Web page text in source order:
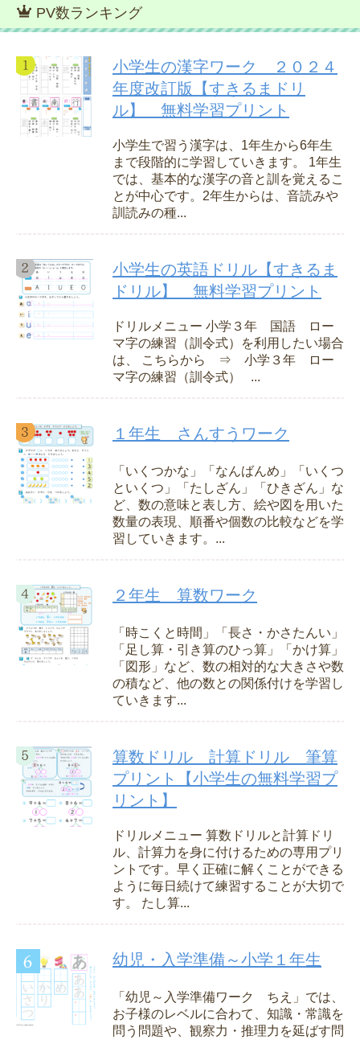
PV数ランキング
小学生の漢字ワーク ２０２４
年度改訂版【すきるまドリ
ル】 無料学習プリント
小学生で習う漢字は、1年生から6年生
まで段階的に学習していきます。 1年生
では、基本的な漢字の音と訓を覚えるこ
とが中心です。2年生からは、音読みや
訓読みの種...
小学生の英語ドリル【すきるま
ドリル】 無料学習プリント
ドリルメニュー 小学３年 国語 ロー
マ字の練習（訓令式）を利用したい場合
は、 こちらから ⇒ 小学３年 ロー
マ字の練習（訓令式） ...
１年生 さんすうワーク
「いくつかな」「なんばんめ」「いくつ
といくつ」「たしざん」「ひきざん」な
ど、数の意味と表し方、絵や図を用いた
数量の表現、順番や個数の比較などを学
習していきます。...
２年生 算数ワーク
「時こくと時間」「長さ・かさたんい」
「足し算・引き算のひっ算」「かけ算」
「図形」など、数の相対的な大きさや数
の積など、他の数との関係付けを学習し
ていきます...
算数ドリル 計算ドリル 筆算
プリント【小学生の無料学習プ
リント】
ドリルメニュー 算数ドリルと計算ドリ
ル、計算力を身に付けるための専用プリ
ントです。早く正確に解くことができる
ように毎日続けて練習することが大切で
す。 たし算...
幼児・入学準備～小学１年生
「幼児～入学準備ワーク ちえ」では、
お子様のレベルに合わて、知識・常識を
問う問題や、観察力・推理力を延ばす問